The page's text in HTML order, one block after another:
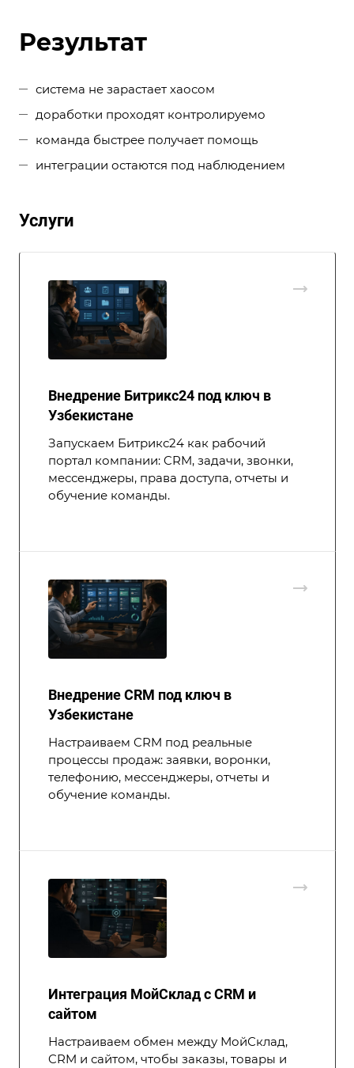
Результат
система не зарастает хаосом
доработки проходят контролируемо
команда быстрее получает помощь
интеграции остаются под наблюдением
Услуги
Внедрение Битрикс24 под ключ в
Узбекистане
Запускаем Битрикс24 как рабочий
портал компании: CRM, задачи, звонки,
мессенджеры, права доступа, отчеты и
обучение команды.
Внедрение CRM под ключ в
Узбекистане
Настраиваем CRM под реальные
процессы продаж: заявки, воронки,
телефонию, мессенджеры, отчеты и
обучение команды.
Интеграция МойСклад с CRM и
сайтом
Настраиваем обмен между МойСклад,
CRM и сайтом, чтобы заказы, товары и